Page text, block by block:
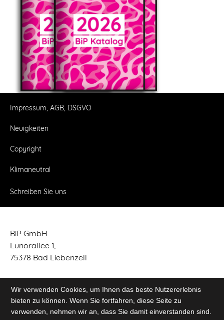
Impressum, AGB, DSGVO
Neuigkeiten
Copyright
Klimaneutral
Schreiben Sie uns
BiP GmbH
Lunorallee 1,
75378 Bad Liebenzell
Tel. 07052 – 84 89 710
Fax 07052 – 84 89 711
Schreiben Sie uns
Wir verwenden Cookies, um Ihnen das beste Nutzererlebnis
bieten zu können. Wenn Sie fortfahren, diese Seite zu
verwenden, nehmen wir an, dass Sie damit einverstanden sind.